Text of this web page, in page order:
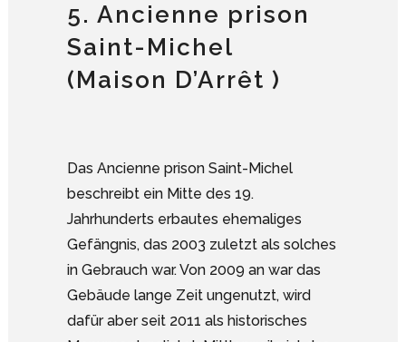
5. Ancienne prison
Saint-Michel
(Maison D’Arrêt )
Das Ancienne prison Saint-Michel
beschreibt ein Mitte des 19.
Jahrhunderts erbautes ehemaliges
Gefängnis, das 2003 zuletzt als solches
in Gebrauch war. Von 2009 an war das
Gebäude lange Zeit ungenutzt, wird
dafür aber seit 2011 als historisches